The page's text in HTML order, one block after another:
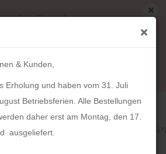
& Kunden,
Erholung und haben vom 31. Juli
Betriebsferien. Alle Bestellungen
daher erst am Montag, den 17.
ausgeliefert.
die während unserer
Juli ab 12:00 Uhr bis 16.
werden, werden ab Montag,
und versendet.
»
Letzter »